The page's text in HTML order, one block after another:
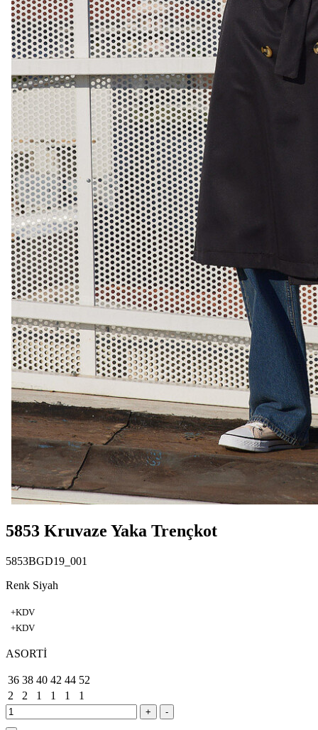
5853 Kruvaze Yaka Trençkot
5853BGD19_001
Renk Siyah
+KDV
+KDV
ASORTİ
36 38 40 42 44 52
2
2 1 1 1 1
+ -